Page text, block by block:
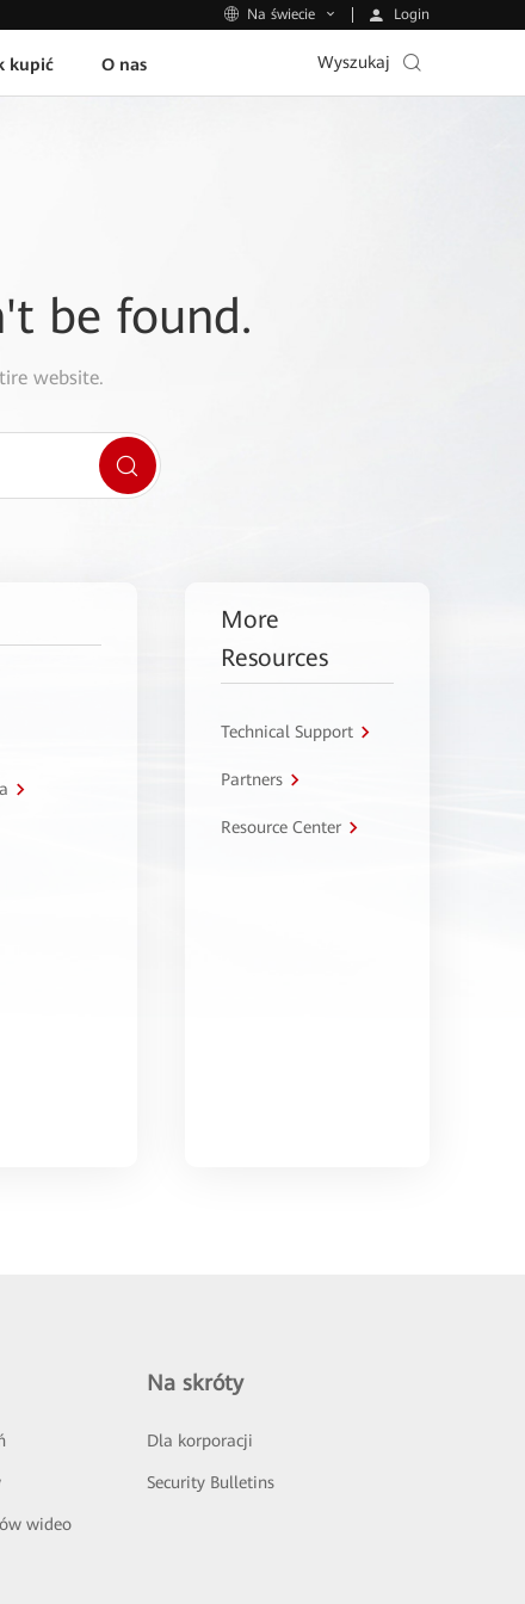
Na świecie Login
kupić O nas Wyszukaj
be found.
website.
More
Resources
Technical Support
Partners
Resource Center
wideo
Na skróty
Dla korporacji
Security Bulletins